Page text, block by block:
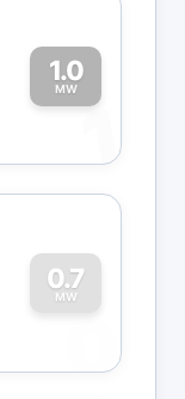
1.0
MW
1
0.7
MW
0